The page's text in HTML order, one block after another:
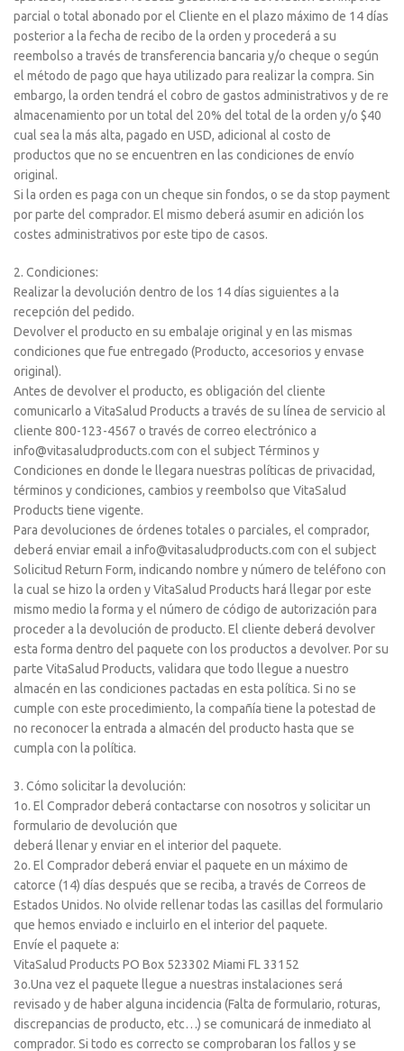
parcial o total abonado por el Cliente en el plazo máximo de 14 días
posterior a la fecha de recibo de la orden y procederá a su
reembolso a través de transferencia bancaria y/o cheque o según
el método de pago que haya utilizado para realizar la compra. Sin
embargo, la orden tendrá el cobro de gastos administrativos y de re
almacenamiento por un total del 20% del total de la orden y/o $40
cual sea la más alta, pagado en USD, adicional al costo de
productos que no se encuentren en las condiciones de envío
original.
Si la orden es paga con un cheque sin fondos, o se da stop payment
por parte del comprador. El mismo deberá asumir en adición los
costes administrativos por este tipo de casos.
2. Condiciones:
Realizar la devolución dentro de los 14 días siguientes a la
recepción del pedido.
Devolver el producto en su embalaje original y en las mismas
condiciones que fue entregado (Producto, accesorios y envase
original).
Antes de devolver el producto, es obligación del cliente
comunicarlo a VitaSalud Products a través de su línea de servicio al
cliente 800-123-4567 o través de correo electrónico a
info@vitasaludproducts.com con el subject Términos y
Condiciones en donde le llegara nuestras políticas de privacidad,
términos y condiciones, cambios y reembolso que VitaSalud
Products tiene vigente.
Para devoluciones de órdenes totales o parciales, el comprador,
deberá enviar email a info@vitasaludproducts.com con el subject
Solicitud Return Form, indicando nombre y número de teléfono con
la cual se hizo la orden y VitaSalud Products hará llegar por este
mismo medio la forma y el número de código de autorización para
proceder a la devolución de producto. El cliente deberá devolver
esta forma dentro del paquete con los productos a devolver. Por su
parte VitaSalud Products, validara que todo llegue a nuestro
almacén en las condiciones pactadas en esta política. Si no se
cumple con este procedimiento, la compañía tiene la potestad de
no reconocer la entrada a almacén del producto hasta que se
cumpla con la política.
3. Cómo solicitar la devolución:
1o. El Comprador deberá contactarse con nosotros y solicitar un
formulario de devolución que
deberá llenar y enviar en el interior del paquete.
2o. El Comprador deberá enviar el paquete en un máximo de
catorce (14) días después que se reciba, a través de Correos de
Estados Unidos. No olvide rellenar todas las casillas del formulario
que hemos enviado e incluirlo en el interior del paquete.
Envíe el paquete a:
VitaSalud Products PO Box 523302 Miami FL 33152
3o.Una vez el paquete llegue a nuestras instalaciones será
revisado y de haber alguna incidencia (Falta de formulario, roturas,
discrepancias de producto, etc…) se comunicará de inmediato al
comprador. Si todo es correcto se comprobaran los fallos y se